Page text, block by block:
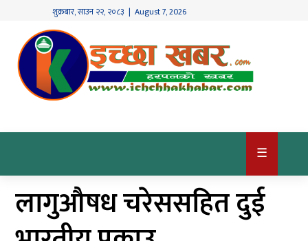
शुक्रबार,साउन २२, २०८३ | August 7, 2026
गृहपृष्ठ
देश
/
विश्व
खबर
अर्थ
☰
लागुऔषध चरेससहित दुई